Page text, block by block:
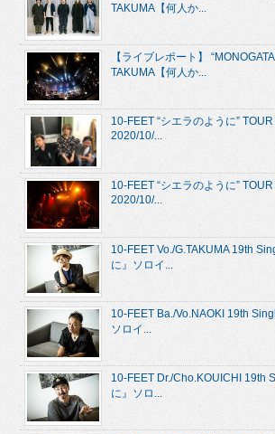
TAKUMA【何人か...
【ライブレポート】
TAKUMA【何人か...
10-FEET “シエラのように”
2020/10/...
10-FEET “シエラのように”
2020/10/...
10-FEET Vo./G.TAKUMA 19th
に』ソロイ...
10-FEET Ba./Vo.NAOKI 19th
ソロイ...
10-FEET Dr./Cho.KOUICHI 19th
に』ソロ...